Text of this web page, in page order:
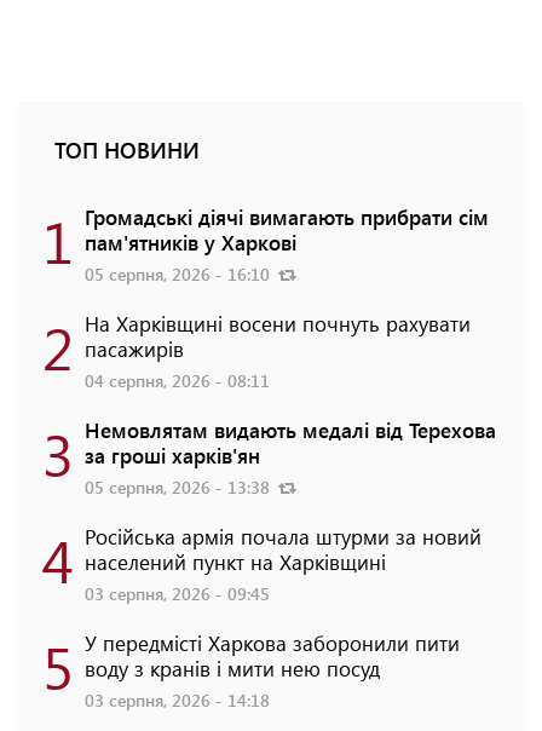
ТОП НОВИНИ
1 Громадські діячі вимагають прибрати сім
пам'ятників у Харкові
05 серпня, 2026 - 16:10
2 На Харківщині восени почнуть рахувати
пасажирів
04 серпня, 2026 - 08:11
3 Немовлятам видають медалі від Терехова
за гроші харків'ян
05 серпня, 2026 - 13:38
4 Російська армія почала штурми за новий
населений пункт на Харківщині
03 серпня, 2026 - 09:45
5 У передмісті Харкова заборонили пити
воду з кранів і мити нею посуд
03 серпня, 2026 - 14:18